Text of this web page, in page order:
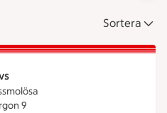
Sortera
har stängt idag, öppnar
9